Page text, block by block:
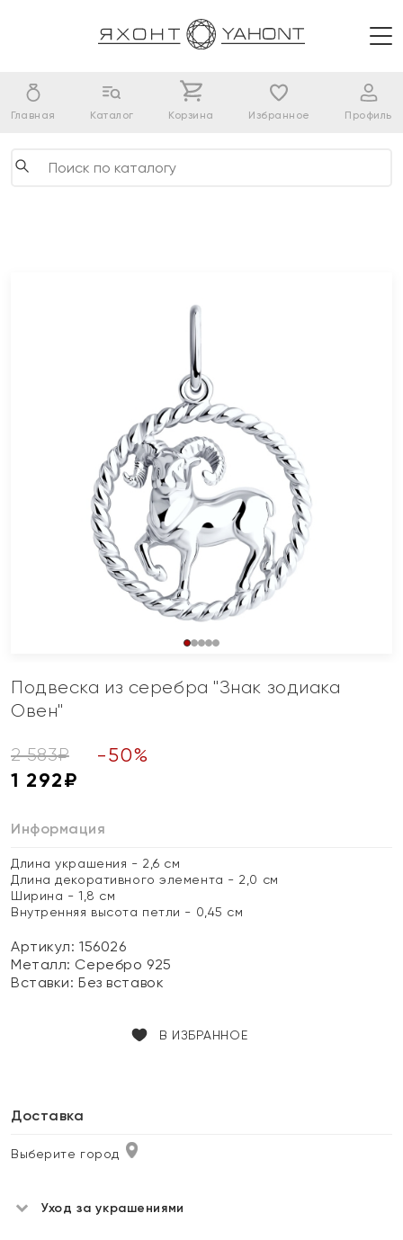
Главная Каталог Корзина Избранное Профиль
Подвеска из серебра "Знак зодиака
Овен"
2 583₽ -50%
1 292₽
Информация
Длина украшения - 2,6 см
Длина декоративного элемента - 2,0 см
Ширина - 1,8 см
Внутренняя высота петли - 0,45 см
Артикул: 156026
Металл: Серебро 925
Вставки:Без вставок
В ИЗБРАННОЕ
Доставка
Выберите город
Уход за украшениями